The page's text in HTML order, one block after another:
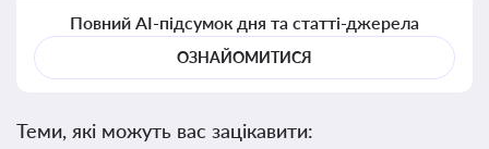
Повний AI-підсумок дня та статті-джерела
ОЗНАЙОМИТИСЯ
Теми, які можуть вас зацікавити: